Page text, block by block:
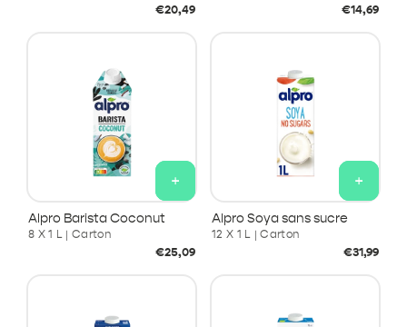
Prix
€20,49
Prix
€14,69
+
Alpro Barista Coconut
8 X 1 L | Carton
Prix
€25,09
+
Alpro Soya sans sucre
12 X 1 L | Carton
Prix
€31,99